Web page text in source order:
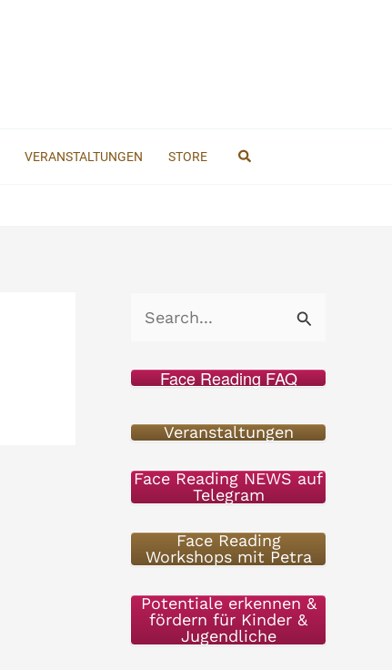
VERANSTALTUNGEN STORE Suchen
c
e
n
n
a
c
h
Face Reading FAQ
Veranstaltungen
Face Reading NEWS auf
Telegram
Face Reading
Workshops mit Petra
Potentiale erkennen &
fördern für Kinder &
Jugendliche